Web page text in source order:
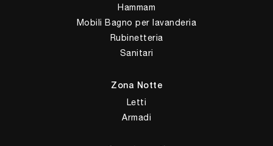
Hammam
Mobili Bagno per lavanderia
Rubinetteria
Sanitari
Zona Notte
Letti
Armadi